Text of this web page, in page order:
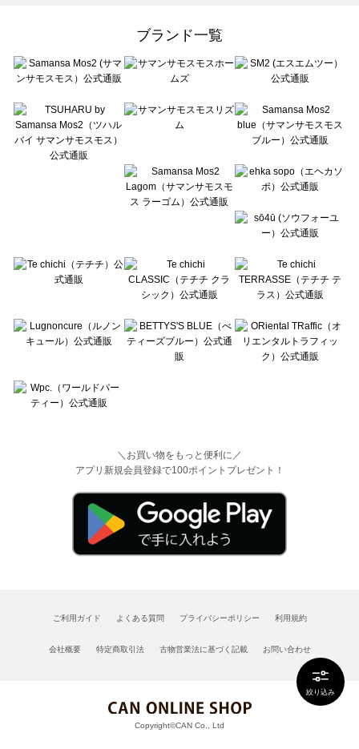
絞り込み
sō4ū（ソウフォーユー）のその他雑貨一覧
Te chichi（テチチ）のその他雑貨一覧
Te chichi CLASSIC（テチチ クラシック）のその他雑貨一覧
Lugnoncure（ルノンキュール）のその他雑貨一覧
BETTY'S BLUE（べティーズブルー）のその他雑貨一覧
Wpc.（ワールドパーティー）のその他雑貨一覧
ブランド一覧
＼お買い物をもっと便利に／
アプリ新規会員登録で100ポイントプレゼント！
ご利用ガイド よくある質問 プライバシーポリシー 利用規約
会社概要 特定商取引法 古物営業法に基づく記載 お問い合わせ
Copyright©CAN Co., Ltd